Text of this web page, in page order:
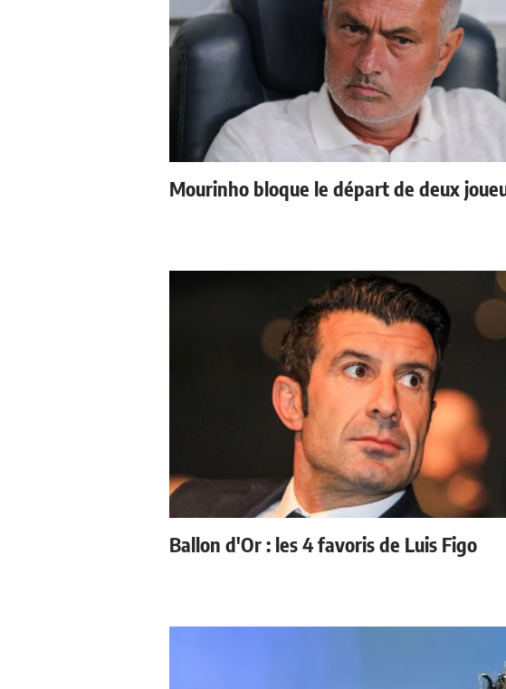
Mourinho bloque le départ de deux
Ballon d'Or : les 4 favoris de Luis Figo